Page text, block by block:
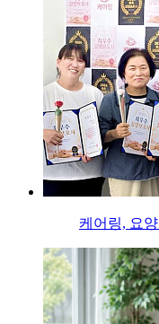
케어링, 요